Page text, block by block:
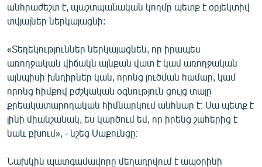
անհրաժեշտ է, պաշտպանական կողմը պետք է օբյեկտիվ
տվյալներ ներկայացնի:
«Տեղեկություններ ներկայացնեն, որ իրապես
առողջական վիճակն այնքան վատ է կամ առողջական
այնպիսի խնդիրներ կան, որոնց լուծման համար, կամ
որոնց հիմքով բժշկական օգնություն ցույց տալը
քրեակատարողական հիմնարկում անհնար է։ Սա պետք է
լինի միանշանակ, ես կարծում եմ, որ իրենց շահերից է
նաև բխում», - նշեց Սաքունցը։
Նախկին պատգամավորը մեղադրվում է ապօրինի